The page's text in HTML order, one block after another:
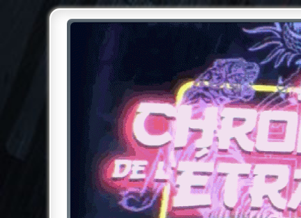
Chroniques de l'Étrange NO
Pour les amateurs des Chroniques de l'Étrange